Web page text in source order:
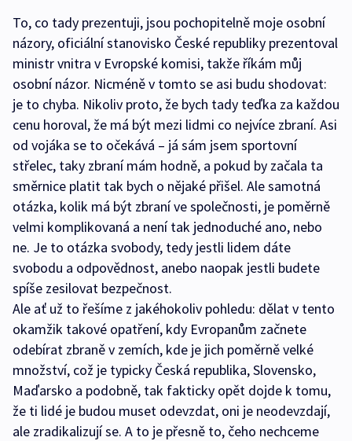
To, co tady prezentuji, jsou pochopitelně moje osobní
názory, oficiální stanovisko České republiky prezentoval
ministr vnitra v Evropské komisi, takže říkám můj
osobní názor. Nicméně v tomto se asi budu shodovat:
je to chyba. Nikoliv proto, že bych tady teďka za každou
cenu horoval, že má být mezi lidmi co nejvíce zbraní. Asi
od vojáka se to očekává – já sám jsem sportovní
střelec, taky zbraní mám hodně, a pokud by začala ta
směrnice platit tak bych o nějaké přišel. Ale samotná
otázka, kolik má být zbraní ve společnosti, je poměrně
velmi komplikovaná a není tak jednoduché ano, nebo
ne. Je to otázka svobody, tedy jestli lidem dáte
svobodu a odpovědnost, anebo naopak jestli budete
spíše zesilovat bezpečnost.
Ale ať už to řešíme z jakéhokoliv pohledu: dělat v tento
okamžik takové opatření, kdy Evropanům začnete
odebírat zbraně v zemích, kde je jich poměrně velké
množství, což je typicky Česká republika, Slovensko,
Maďarsko a podobně, tak fakticky opět dojde k tomu,
že ti lidé je budou muset odevzdat, oni je neodevzdají,
ale zradikalizují se. A to je přesně to, čeho nechceme